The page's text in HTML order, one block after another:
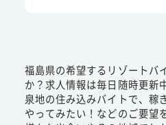
福島県の希望するリゾートバ
か？求人情報は毎日随時更新
泉地の住み込みバイトで、稼
やってみたい！などのご要望